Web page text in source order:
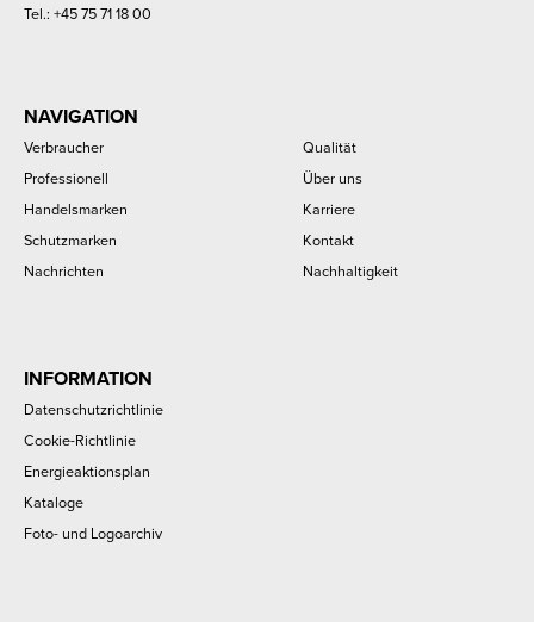
Tel.: +45 75 71 18 00
NAVIGATION
Verbraucher
Professionell
Handelsmarken
Schutzmarken
Nachrichten
Qualität
Über uns
Karriere
Kontakt
Nachhaltigkeit
INFORMATION
Datenschutzrichtlinie
Cookie-Richtlinie
Energieaktionsplan
Kataloge
Foto- und Logoarchiv